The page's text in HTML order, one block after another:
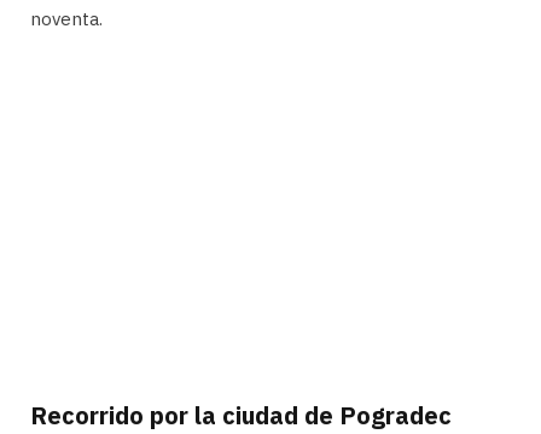
noventa.
Recorrido por la ciudad de Pogradec